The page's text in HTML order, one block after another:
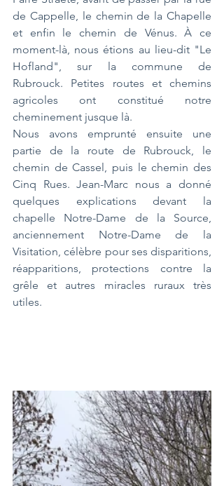
de Cappelle, le chemin de la Chapelle
et enfin le chemin de Vénus. À ce
moment-là, nous étions au lieu-dit "Le
Hofland", sur la commune de
Rubrouck. Petites routes et chemins
agricoles ont constitué notre
cheminement jusque là.
Nous avons emprunté ensuite une
partie de la route de Rubrouck, le
chemin de Cassel, puis le chemin des
Cinq Rues. Jean-Marc nous a donné
quelques explications devant la
chapelle Notre-Dame de la Source,
anciennement Notre-Dame de la
Visitation, célèbre pour ses disparitions,
réapparitions, protections contre la
grêle et autres miracles ruraux très
utiles.